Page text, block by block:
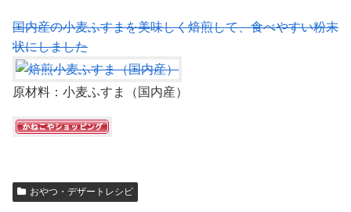
国内産の小麦ふすまを美味しく焙煎して、食べやすい粉末
状にしました
原材料：小麦ふすま（国内産）
おやつ・デザートレシピ